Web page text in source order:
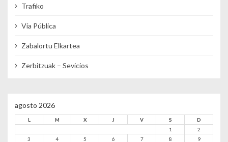
Trafiko
Vía Pública
Zabalortu Elkartea
Zerbitzuak – Sevicios
agosto 2026
L M X J V S
D
1
2
3
4 5 6 7 8 9